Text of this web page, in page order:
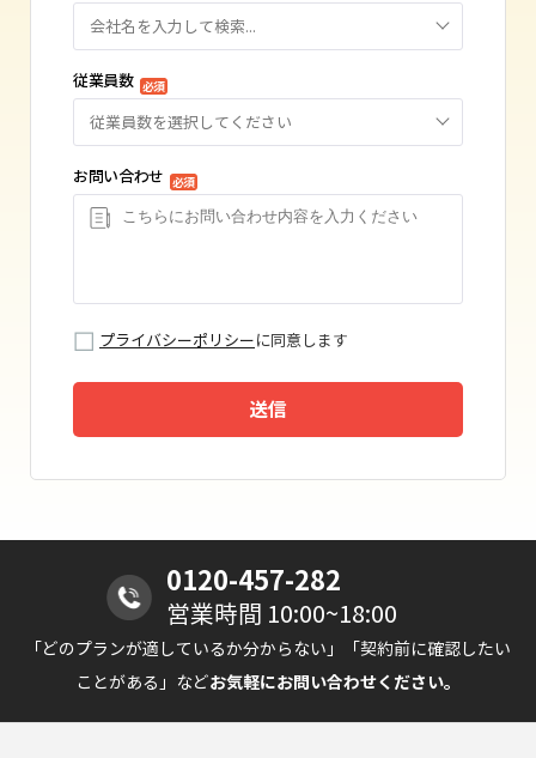
会社名を入力して検索...
従業員数 必須
従業員数を選択してください
お問い合わせ 必須
プライバシーポリシーに同意します
送信
0120-457-282
営業時間 10:00~18:00
「どのプランが適しているか分からない」「契約前に確認したい
ことがある」などお気軽にお問い合わせください。